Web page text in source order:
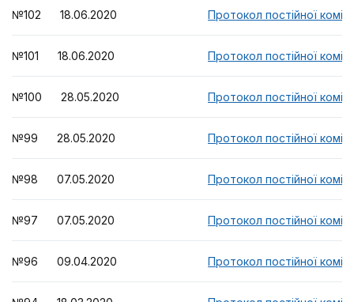
№102 18.06.2020 Протокол постійної
№101 18.06.2020 Протокол постійної
№100 28.05.2020 Протокол постійної
№99 28.05.2020 Протокол постійної
№98 07.05.2020 Протокол постійної
№97 07.05.2020 Протокол постійної
№96 09.04.2020 Протокол постійної